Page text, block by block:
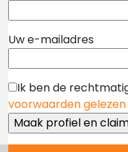
Uw e-mailadres
Ik ben de
voorwaarden gelezen